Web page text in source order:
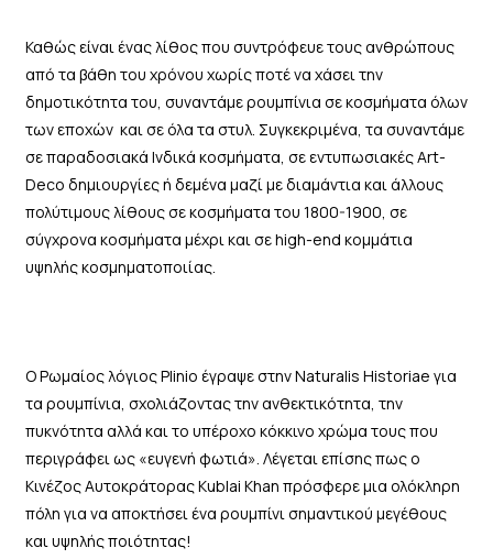
Καθώς είναι ένας λίθος που συντρόφευε τους ανθρώπους
από τα βάθη του χρόνου χωρίς ποτέ να χάσει την
δημοτικότητα του, συναντάμε ρουμπίνια σε κοσμήματα όλων
των εποχών και σε όλα τα στυλ. Συγκεκριμένα, τα συναντάμε
σε παραδοσιακά Ινδικά κοσμήματα, σε εντυπωσιακές Art-
Deco δημιουργίες ή δεμένα μαζί με διαμάντια και άλλους
πολύτιμους λίθους σε κοσμήματα του 1800-1900, σε
σύγχρονα κοσμήματα μέχρι και σε high-end κομμάτια
υψηλής κοσμηματοποιίας.
Ο Ρωμαίος λόγιος Plinio έγραψε στην Naturalis Historiae για
τα ρουμπίνια, σχολιάζοντας την ανθεκτικότητα, την
πυκνότητα αλλά και το υπέροχο κόκκινο χρώμα τους που
περιγράφει ως «ευγενή φωτιά». Λέγεται επίσης πως ο
Κινέζος Αυτοκράτορας Kublai Khan πρόσφερε μια ολόκληρη
πόλη για να αποκτήσει ένα ρουμπίνι σημαντικού μεγέθους
και υψηλής ποιότητας!